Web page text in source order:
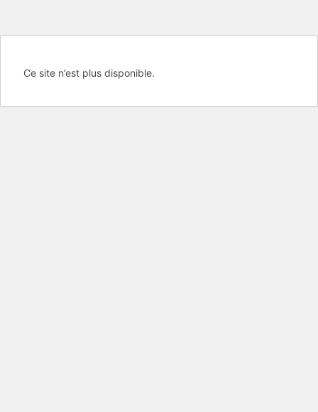
Ce site n’est plus disponible.